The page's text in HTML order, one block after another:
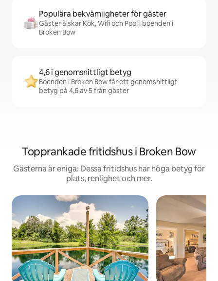
Populära bekvämligheter för gäster
Gäster älskar Kök, Wifi och Pool i boenden i
Broken Bow
4,6 i genomsnittligt betyg
Boenden i Broken Bow får ett genomsnittligt
betyg på 4,6 av 5 från gäster
Topprankade fritidshus i Broken Bow
Gästerna är eniga: Dessa fritidshus har höga betyg för
plats, renlighet och mer.